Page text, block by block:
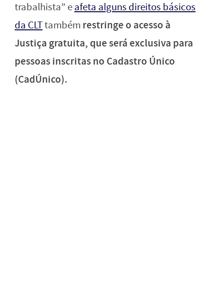
trabalhista” eafeta alguns direitos básicos
da CLTtambém restringe o acesso à
Justiça gratuita, que será exclusiva para
pessoas inscritas no Cadastro Único
(CadÚnico).